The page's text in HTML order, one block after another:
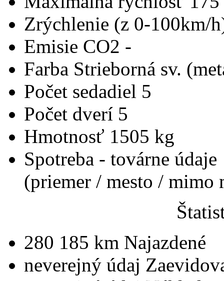
Zrýchlenie (z 0-100km/
Emisie CO2 -
Farba Strieborná sv.
Počet sedadiel 5
Počet dverí 5
Hmotnosť 1505 kg
Spotreba - továrne údaje
(priemer / mesto / mimo
280 185 km Najazdené
neverejný údaj